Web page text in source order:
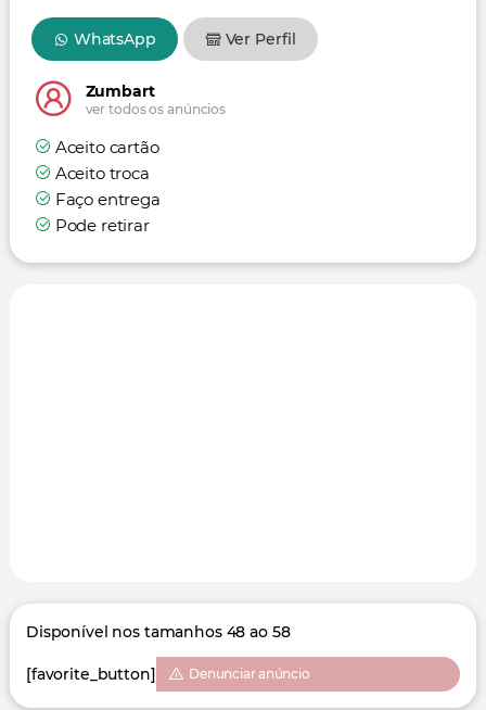
WhatsApp Ver Perfil
Zumbart
ver todos os anúncios
Aceito cartão
Aceito troca
Faço entrega
Pode retirar
Disponível nos tamanhos 48 ao 58
[favorite_button] Denunciar anúncio